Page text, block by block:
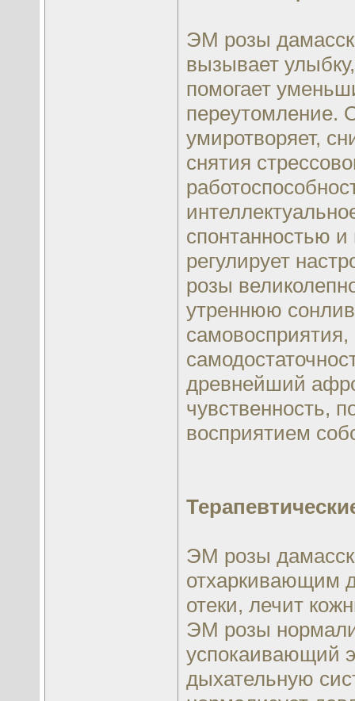
ЭМ розы
вызывает
помогает
переутомление.
умиротворяет,
снятия
спонтанностью
регулирует
розы
утреннюю
самовосприятия,
древнейший
чувственность,
восприятием
ЭМ розы
отхаркивающим
отеки, лечит
ЭМ розы
успокаивающий
дыхательную